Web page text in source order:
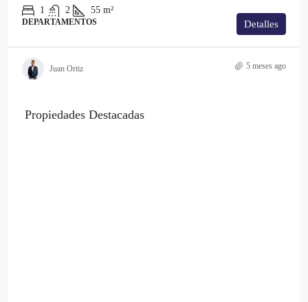
1
2 55 m²
DEPARTAMENTOS Detalles
Juan Ortiz 5 meses ago
Propiedades Destacadas